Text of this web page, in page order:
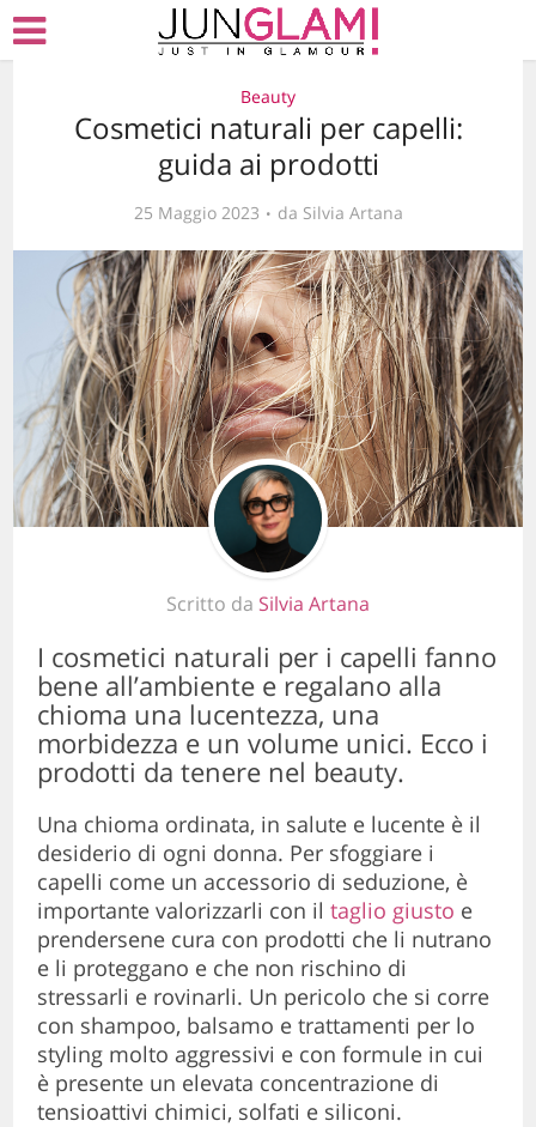
Beauty
Cosmetici naturali per capelli:
guida ai prodotti
25 Maggio 2023 da Silvia Artana
Scritto da Silvia Artana
I cosmetici naturali per i capelli fanno
bene all’ambiente e regalano alla
chioma una lucentezza, una
morbidezza e un volume unici. Ecco i
prodotti da tenere nel beauty.
Una chioma ordinata, in salute e lucente è il
desiderio di ogni donna. Per sfoggiare i
capelli come un accessorio di seduzione, è
importante valorizzarli con iltaglio giusto e
prendersene cura con prodotti che li nutrano
e li proteggano e che non rischino di
stressarli e rovinarli. Un pericolo che si corre
con shampoo, balsamo e trattamenti per lo
styling molto aggressivi e con formule in cui
è presente un elevata concentrazione di
tensioattivi chimici, solfati e siliconi.